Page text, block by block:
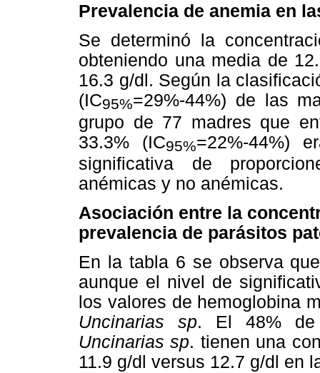
Prevalencia de anemia en
Se determinó la
obteniendo una media de
16.3 g/dl. Según la
(IC95%=29%-44%) de las
grupo de 77 madres que
33.3% (IC95%=22%-44%)
significativa de
anémicas y no anémicas.
Asociación entre la
prevalencia de parásitos
En la tabla 6 se observa
aunque el nivel de
los valores de hemoglobina
Uncinarias sp. El 48% de
Uncinarias sp. tienen una
11.9 g/dl versus 12.7 g/dl en